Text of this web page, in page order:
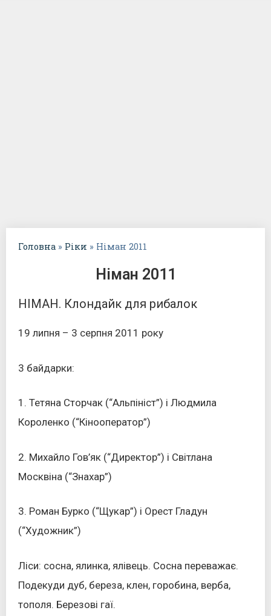
Головна » Ріки » Німан 2011
Німан 2011
НІМАН. Клондайк для рибалок
19 липня – 3 серпня 2011 року
3 байдарки:
1. Тетяна Сторчак (“Альпініст”) і Людмила
Короленко (“Кінооператор”)
2. Михайло Гов’як (“Директор”) і Світлана
Москвіна (“Знахар”)
3. Роман Бурко (“Щукар”) і Орест Гладун
(“Художник”)
Ліси: сосна, ялинка, ялівець. Сосна переважає.
Подекуди дуб, береза, клен, горобина, верба,
тополя. Березові гаї.